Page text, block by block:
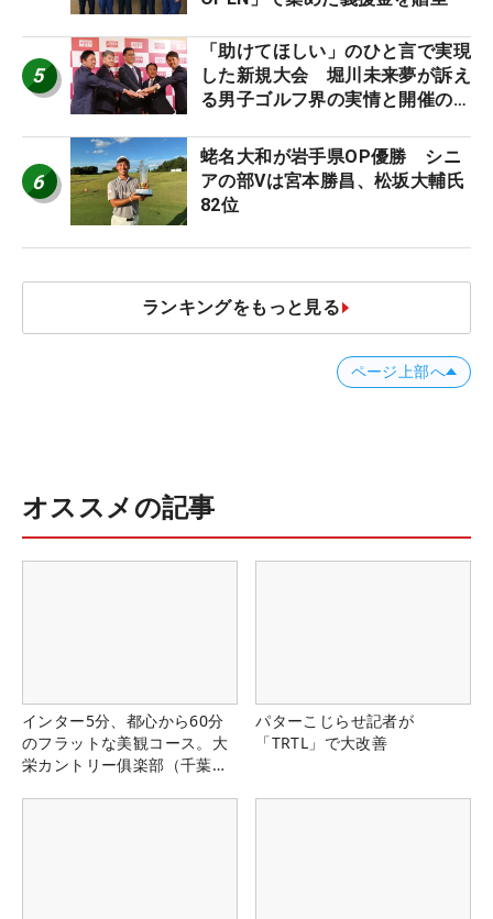
5
「助けてほしい」のひと言で実現
した新規大会 堀川未来夢が訴え
る男子ゴルフ界の実情と開催の舞
6
蛯名大和が岩手県OP優勝 シニ
アの部Vは宮本勝昌、松坂大輔氏
82位
ランキングをもっと見る
ページ上部へ
オススメの記事
インター5分、都心から60分
のフラットな美観コース。大
栄カントリー俱楽部（千葉
パターこじらせ記者が
「TRTL」で大改善